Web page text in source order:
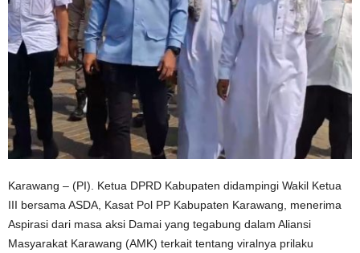
Karawang – (PI). Ketua DPRD Kabupaten didampingi Wakil Ketua
III bersama ASDA, Kasat Pol PP Kabupaten Karawang, menerima
Aspirasi dari masa aksi Damai yang tegabung dalam Aliansi
Masyarakat Karawang (AMK) terkait tentang viralnya prilaku